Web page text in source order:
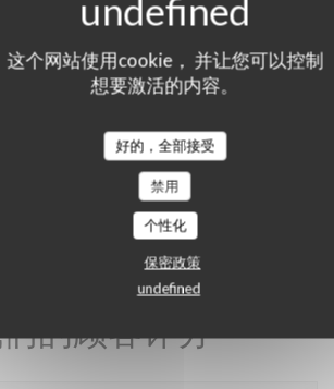
这个网站使用cookie， 并让您可以控制
想要激活的内容。
好的，全部接受
禁用
个性化
保密政策
undefined
的顾客评分